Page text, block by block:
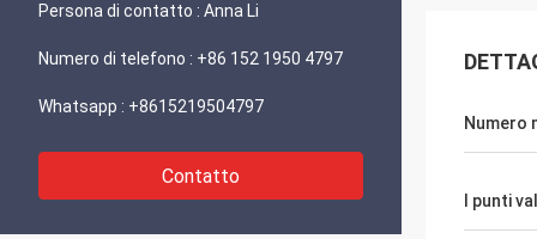
Persona di contatto : Anna Li
Numero di telefono : +86 152 1950 4797
Whatsapp : +8615219504797
Contatto
Numero
I punti